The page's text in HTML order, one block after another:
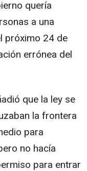
quería
a una
próximo 24 de
errónea del
que la ley se
la frontera
para
no hacía
para entrar